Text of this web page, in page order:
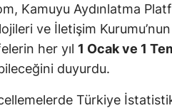
Kamuyu Aydınlatma
ve İletişim
her yıl 1 Ocak ve 1
duyurdu.
Türkiye İstatistik